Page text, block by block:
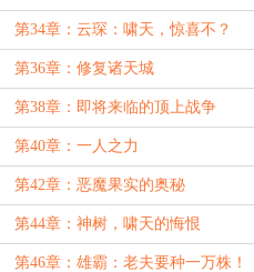
第34章：云琛：啸天，惊喜不？
第36章：修复诸天城
第38章：即将来临的顶上战争
第40章：一人之力
第42章：恶魔果实的奥秘
第44章：神树，啸天的悔恨
第46章：雄霸：老夫要种一万株！